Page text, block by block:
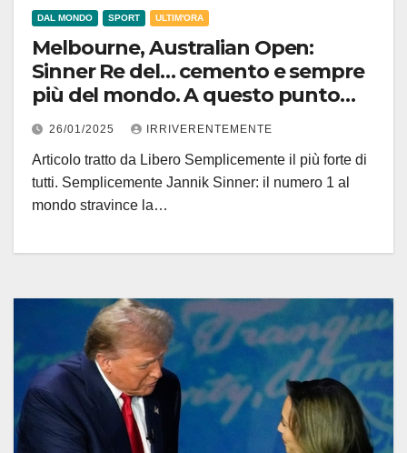
DAL MONDO SPORT ULTIM'ORA
Melbourne, Australian Open:
Sinner Re del… cemento e sempre
più del mondo. A questo punto
solo la “malagiustizia” pare poterlo
fermare
26/01/2025 IRRIVERENTEMENTE
Articolo tratto da Libero Semplicemente il più forte di
tutti. Semplicemente Jannik Sinner: il numero 1 al
mondo stravince la…